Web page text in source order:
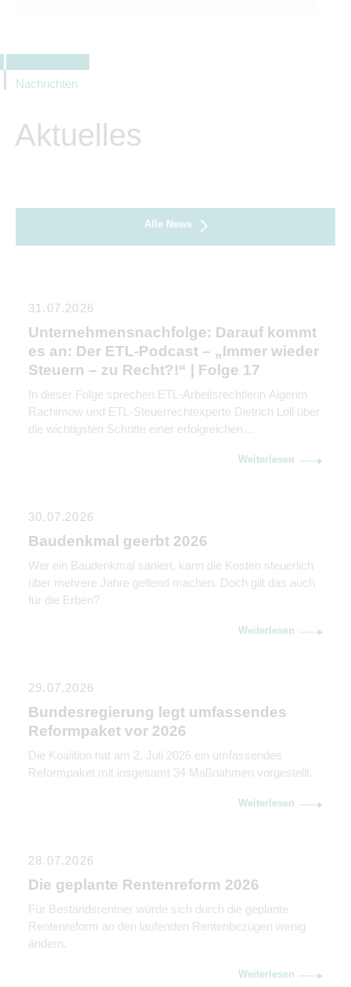
Nachrichten
Aktuelles
Alle News
31.07.2026
Unternehmensnachfolge: Darauf kommt
es an: Der ETL-Podcast – „Immer wieder
Steuern – zu Recht?!“ | Folge 17
In dieser Folge sprechen ETL-Arbeitsrechtlerin Aigerim
Rachimow und ETL-Steuerrechtexperte Dietrich Loll über
die wichtigsten Schritte einer erfolgreichen
Kommunikation genauso wichtig ist wie rechtliche und
Weiterlesen
30.07.2026
Baudenkmal geerbt 2026
Wer ein Baudenkmal saniert, kann die Kosten steuerlich
über mehrere Jahre geltend machen. Doch gilt das auch
für die Erben?
Weiterlesen
29.07.2026
Bundesregierung legt umfassendes
Reformpaket vor 2026
Die Koalition hat am 2. Juli 2026 ein umfassendes
Reformpaket mit insgesamt 34 Maßnahmen vorgestellt.
Weiterlesen
28.07.2026
Die geplante Rentenreform 2026
Für Bestandsrentner würde sich durch die geplante
Rentenreform an den laufenden Rentenbezügen wenig
ändern.
Weiterlesen